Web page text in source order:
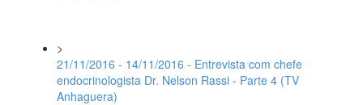
>
21/11/2016 - 14/11/2016 - Entrevista com chefe
endocrinologista Dr. Nelson Rassi - Parte 4 (TV
Anhaguera)